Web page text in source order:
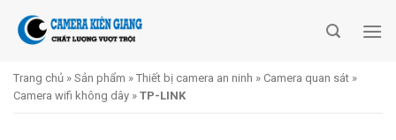
Trang chủ » Sản phẩm » Thiết bị camera an ninh » Camera quan sát »
Camera wifi không dây » TP-LINK